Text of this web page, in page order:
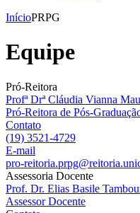
InícioPRPG
Equipe
Pró-Reitora
Profª Drª Cláudia Vianna
Pró-Reitora de Pós-
Contato
(19) 3521-4729
E-mail
pro-
Assessoria Docente
Prof. Dr. Elias Basile
Assessor Docente